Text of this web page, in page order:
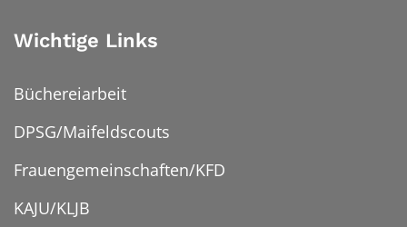
Wichtige Links
Büchereiarbeit
DPSG/Maifeldscouts
Frauengemeinschaften/KFD
KAJU/KLJB